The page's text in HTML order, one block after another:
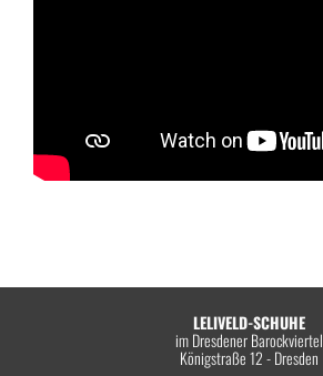
LELIVELD-SCHUHE
im Dresdener Barockviertel
Königstraße 12 - Dresden